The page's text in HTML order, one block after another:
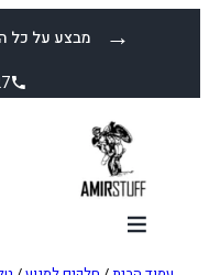
מבצע על כל הרמפות →